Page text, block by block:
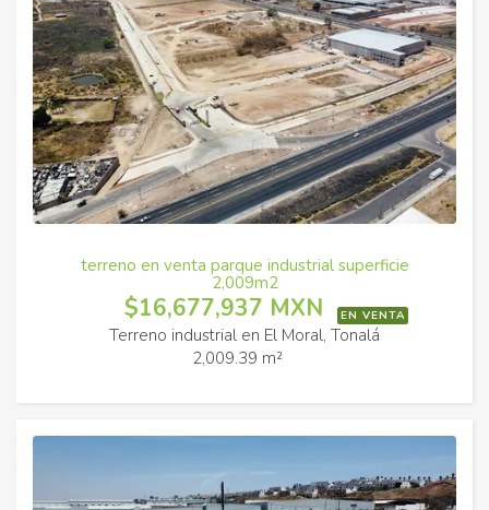
terreno en venta parque industrial superficie
2,009m2
$16,677,937 MXN EN VENTA
Terreno industrial en El Moral, Tonalá
2,009.39 m²